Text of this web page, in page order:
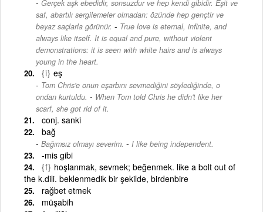
Gerçek aşk ebedidir, sonsuzdur ve hep kendi gibidir. Eşit ve
saf, abartılı sergilemeler olmadan: özünde hep gençtir ve
beyaz saçlarla görünür. - True love is eternal, infinite, and
always like itself. It is equal and pure, without violent
demonstrations: it is seen with white hairs and is always
young in the heart.
{i} eş
Tom Chris'e onun eşarbını sevmediğini söylediğinde, o
ondan kurtuldu. - When Tom told Chris he didn't like her
scarf, she got rid of it.
conj. sanki
bağ
Bağımsız olmayı severim. - I like being independent.
-mis gibi
{f} hoşlanmak, sevmek; beğenmek. like a bolt out of
the k.dili. beklenmedik bir şekilde, birdenbire
rağbet etmek
müşabih